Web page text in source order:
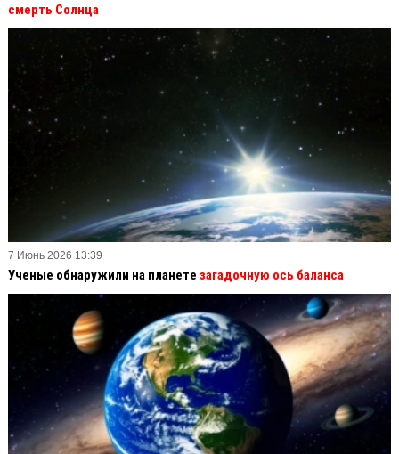
смерть Солнца
7 Июнь 2026 13:39
Ученые обнаружили на планете загадочную ось баланса